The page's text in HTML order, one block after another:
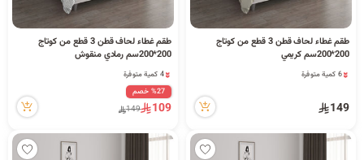
طقم غطاء لحاف قطن 3 قطع من كوتاج
200*200سم كريمي
6 كمية متوفرة
11 مشاهدة مؤخراً
149
طقم غطاء لحاف قطن 3 قطع من كوتاج
200*200سم رمادي منقوش
4 كمية متوفرة
23 مشاهدة مؤخراً
4 كمية متوفرة
23 مشاهدة مؤخراً
%27 خصم
109
149